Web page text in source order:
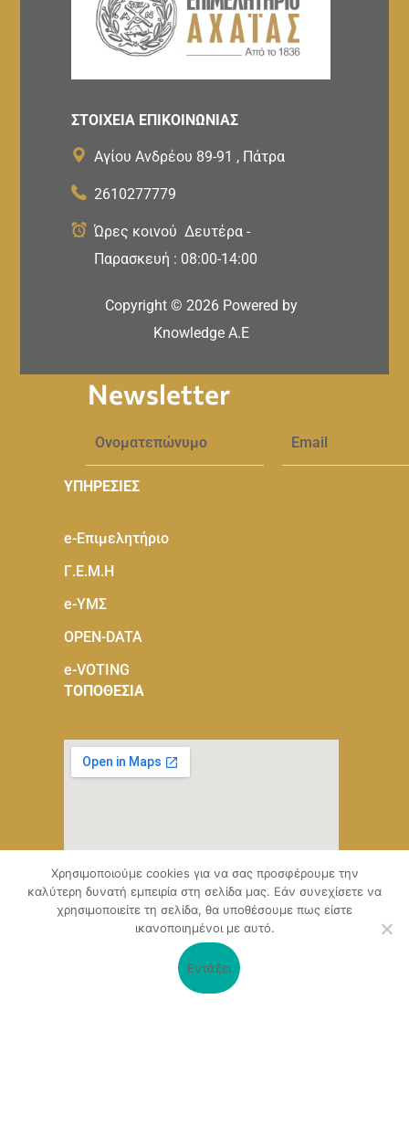
ΣΤΟΙΧΕΙΑ ΕΠΙΚΟΙΝΩΝΙΑΣ
Αγίου Ανδρέου 89-91 , Πάτρα
2610277779
Ώρες κοινού Δευτέρα -
Παρασκευή : 08:00-14:00
Copyright © 2026 Powered by
Knowledge A.E
Newsletter
ΥΠΗΡΕΣΙΕΣ
e-Eπιμελητήριο
Γ.Ε.Μ.Η
e-ΥΜΣ
OPEN-DATA
e-VOTING
ΤΟΠΟΘΕΣΙΑ
Χρησιμοποιούμε cookies για να σας προσφέρουμε την
καλύτερη δυνατή εμπειρία στη σελίδα μας. Εάν συνεχίσετε να
χρησιμοποιείτε τη σελίδα, θα υποθέσουμε πως είστε
ικανοποιημένοι με αυτό.
Εντάξει